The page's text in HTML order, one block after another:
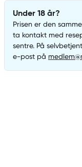
Under 18 år?
Prisen er den
ta kontakt med
sentre. På
e-post på